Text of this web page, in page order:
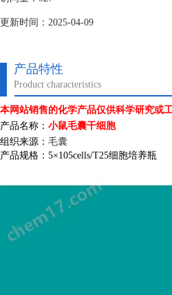
更新时间：2025-04-09
产品特性
Product characteristics
本网站销售的化学产品仅供科学研究或
产品名称： 小鼠毛囊干细胞
组织来源： 毛囊
产品规格： 5×105cells/T25细胞培养瓶